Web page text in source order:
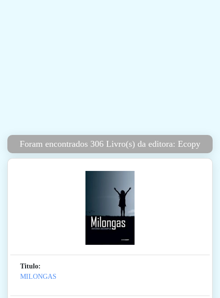
Foram encontrados 306 Livro(s) da editora: Ecopy
Titulo:
MILONGAS